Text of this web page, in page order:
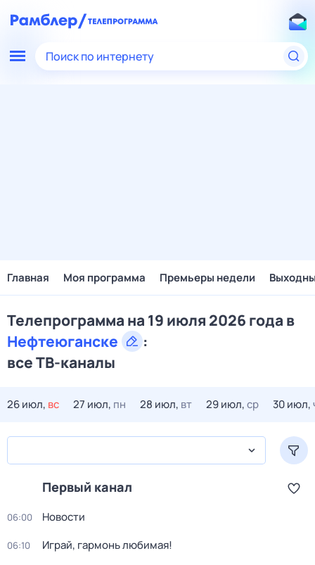
Поиск по интернету
Главная Моя программа Премьеры недели
Телепрограмма на 19 июля 2026 года в
Нефтеюганске
:
все ТВ-каналы
26 июл, вс 27 июл, пн 28 июл, вт 29 июл,ср 30 июл,
Первый канал
06:00 Новости
06:10 Играй, гармонь любимая!